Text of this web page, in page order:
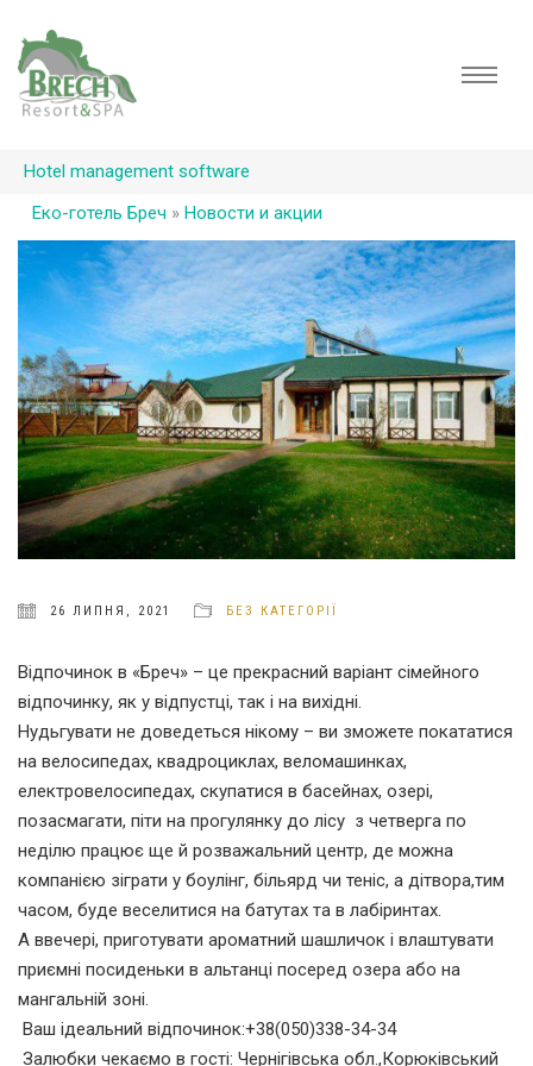
Hotel management software
Еко-готель Бреч » Новости и акции
26 ЛИПНЯ, 2021 БЕЗ КАТЕГОРІЇ
Відпочинок в «Бреч» – це прекрасний варіант сімейного
відпочинку, як у відпустці, так і на вихідні.
Нудьгувати не доведеться нікому – ви зможете покататися
на велосипедах, квадроциклах, веломашинках,
електровелосипедах, скупатися в басейнах, озері,
позасмагати, піти на прогулянку до лісу з четверга по
неділю працює ще й розважальний центр, де можна
компанією зіграти у боулінг, більярд чи теніс, а дітвора,тим
часом, буде веселитися на батутах та в лабіринтах.
А ввечері, приготувати ароматний шашличок і влаштувати
приємні посиденьки в альтанці посеред озера або на
мангальній зоні.
Ваш ідеальний відпочинок:+38(050)338-34-34
Залюбки чекаємо в гості: Чернігівська обл.,Корюківський